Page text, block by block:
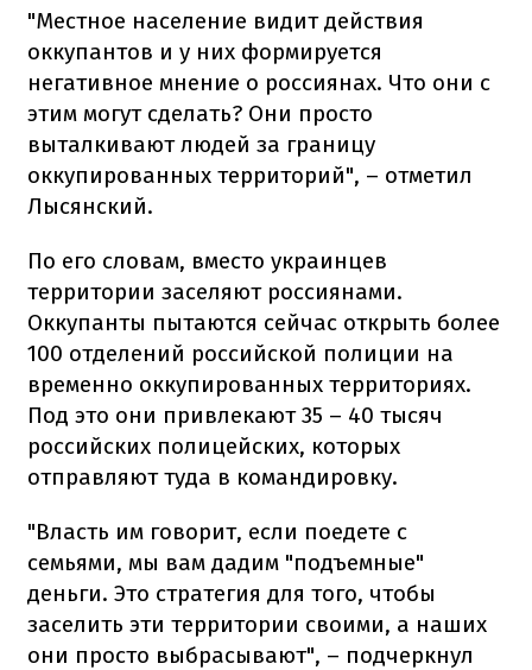
"Местное население видит действия
оккупантов и у них формируется
негативное мнение о россиянах. Что они с
этим могут сделать? Они просто
выталкивают людей за границу
оккупированных территорий", – отметил
Лысянский.
По его словам, вместо украинцев
территории заселяют россиянами.
Оккупанты пытаются сейчас открыть более
100 отделений российской полиции на
временно оккупированных территориях.
Под это они привлекают 35 – 40 тысяч
российских полицейских, которых
отправляют туда в командировку.
"Власть им говорит, если поедете с
семьями, мы вам дадим "подъемные"
деньги. Это стратегия для того, чтобы
заселить эти территории своими, а наших
они просто выбрасывают", – подчеркнул